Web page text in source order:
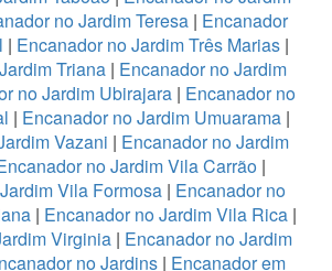
no Jardim Teresa | Encanador
| Encanador no Jardim Três Marias |
Triana| Encanador no Jardim
no Jardim Ubirajara | Encanador no
| Encanador no Jardim Umuarama|
Vazani | Encanador no Jardim
no Jardim Vila Carrão |
Vila Formosa| Encanador no
| Encanador no Jardim Vila Rica|
Virginia| Encanador no Jardim
no Jardins | Encanador em